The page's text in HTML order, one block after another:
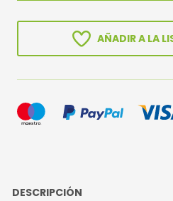
AÑADIR A LA
DESCRIPCIÓN